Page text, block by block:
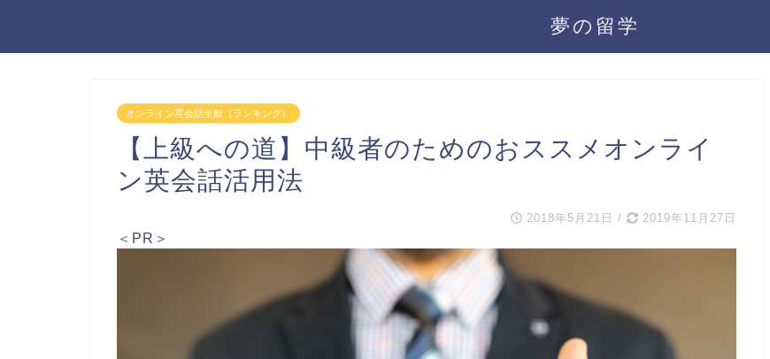
夢の留学
オンライン英会話全般（ランキング）
【上級への道】中級者のためのおススメオンライ
ン英会話活用法
2018年5月21日 / 2019年11月27日
＜PR＞